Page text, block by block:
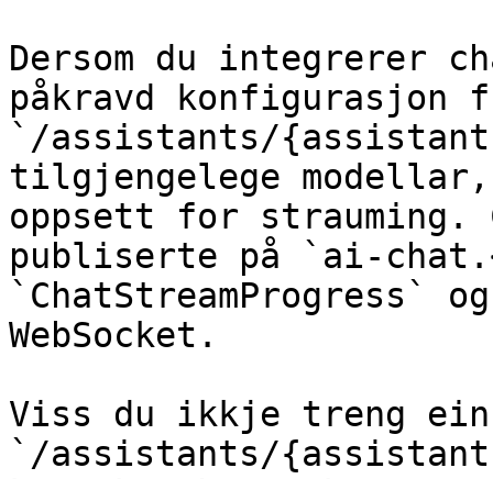
Dersom du integrerer
påkravd konfigurasjon
`/assistants/
tilgjengelege modellar,
oppsett for strauming.
publiserte på `ai-
`ChatStreamProgress`
WebSocket.
Viss du ikkje treng
`/assistants/